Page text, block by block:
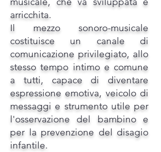
arricchita.
Il mezzo sonoro-musicale
costituisce un canale di
comunicazione privilegiato, allo
stesso tempo intimo e comune
a tutti, capace di diventare
espressione emotiva, veicolo di
messaggi e strumento utile per
l'osservazione del bambino e
per la prevenzione del disagio
infantile.